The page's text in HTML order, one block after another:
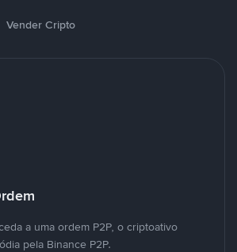
Vender Cripto
a uma ordem P2P, o criptoativo
pela Binance P2P.